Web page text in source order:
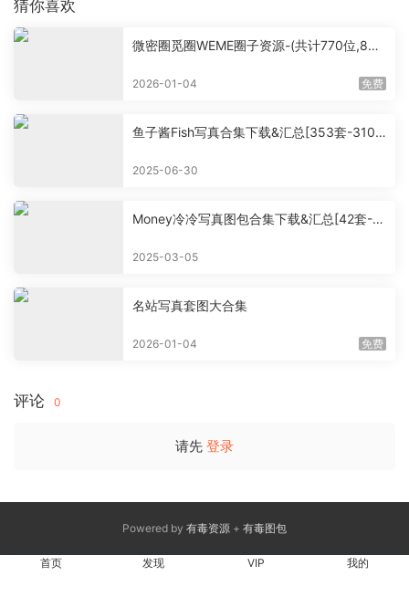
猜你喜欢
微密圈觅圈WEME圈子资源-(共计770位,860
2026-01-04 免费
鱼子酱Fish写真合集下载&汇总[353套-310.
2025-06-30
Money冷冷写真图包合集下载&汇总[42套-5
2025-03-05
名站写真套图大合集
2026-01-04 免费
评论 0
请先 登录
Powered by 有毒资源 + 有毒图包
首页 发现 VIP 我的